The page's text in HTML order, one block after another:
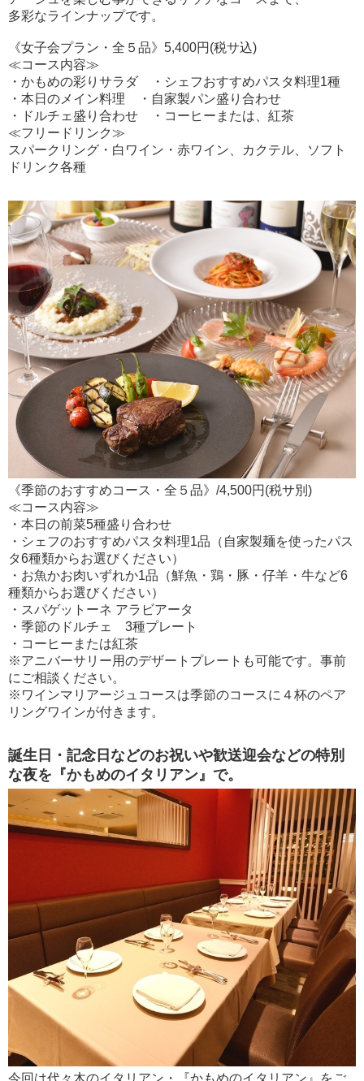
多彩なラインナップです。
《女子会プラン・全５品》5,400円(税サ込)
≪コース内容≫
・かもめの彩りサラダ ・シェフおすすめパスタ料理1種
・本日のメイン料理 ・自家製パン盛り合わせ
・ドルチェ盛り合わせ ・コーヒーまたは、紅茶
≪フリードリンク≫
スパークリング・白ワイン・赤ワイン、カクテル、ソフト
ドリンク各種
《季節のおすすめコース・全５品》/4,500円(税サ別)
≪コース内容≫
・本日の前菜5種盛り合わせ
・シェフのおすすめパスタ料理1品（自家製麺を使ったパス
タ6種類からお選びください）
・お魚かお肉いずれか1品（鮮魚・鶏・豚・仔羊・牛など6
種類からお選びください）
・スパゲットーネ アラビアータ
・季節のドルチェ 3種プレート
・コーヒーまたは紅茶
※アニバーサリー用のデザートプレートも可能です。事前
にご相談ください。
※ワインマリアージュコースは季節のコースに４杯のペア
リングワインが付きます。
誕生日・記念日などのお祝いや歓送迎会などの特別
な夜を『かもめのイタリアン』で。